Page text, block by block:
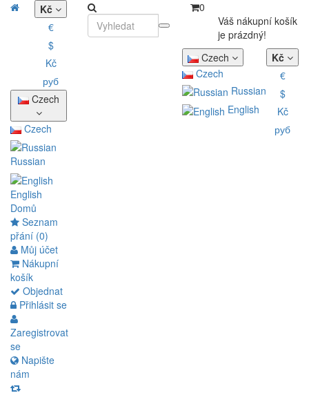
Kč
€
$
Kč
руб
Czech
Czech
Russian
English
Domů
Seznam
přání (0)
Můj účet
Nákupní
košík
Objednat
Přihlásit se
Zaregistrovat
se
Napište
nám
0
Váš nákupní košík
je prázdný!
Kč
€
$
Kč
руб
Czech
Czech
Russian
English